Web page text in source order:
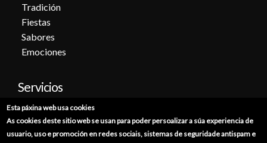
Tradición
Fiestas
Sabores
Emociones
Servicios
Cita previa
Sede electrónica
Esta páxina web usa cookies
As cookies deste sitio web se usan para poder persoalizar a súa experiencia de
usuario, uso e promoción en redes sociais, sistemas de seguridade antispam e